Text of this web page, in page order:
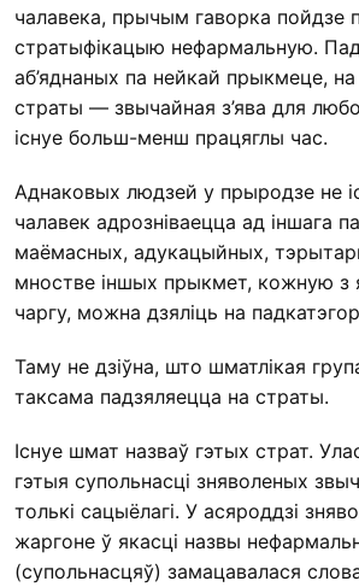
чалавека, прычым гаворка пойдзе
стратыфікацыю нефармальную.
аб’яднаных па нейкай прыкмеце,
страты — звычайная з’ява для
існуе больш-менш працяглы час.
Аднаковых людзей у прыродзе не
чалавек адрозніваецца ад іншага
маёмасных, адукацыйных,
мностве іншых прыкмет, кожную з
чаргу, можна дзяліць на
Таму не дзіўна, што шматлікая
таксама падзяляецца на страты.
Існуе шмат назваў гэтых страт.
гэтыя супольнасці зняволеных
толькі сацыёлагі. У асяроддзі
жаргоне ў якасці назвы
(супольнасцяў) замацавалася